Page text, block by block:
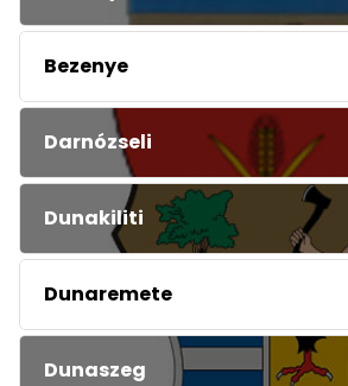
Bezenye
Darnózseli
Dunakiliti
Dunaremete
Dunaszeg